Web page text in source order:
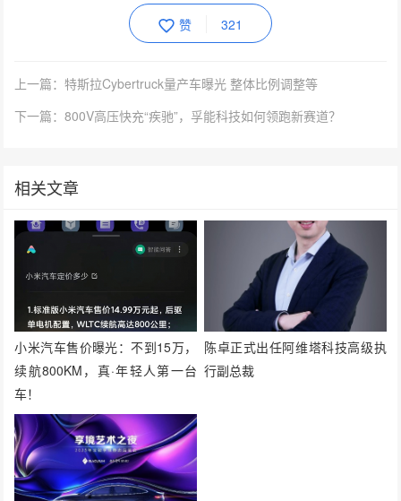
赞 321
上一篇：特斯拉Cybertruck量产车曝光 整体比例调整等
下一篇：800V高压快充“疾驰”，孚能科技如何领跑新赛道？
相关文章
小米汽车售价曝光：不到15万，
续航800KM，真·年轻人第一台
车！
陈卓正式出任阿维塔科技高级执
行副总裁